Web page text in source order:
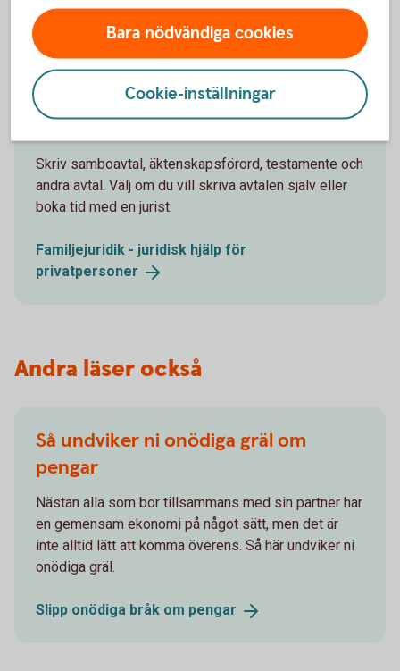
Ekonom för Finansiell hälsa
Vill du ha hjälp med juridiken?
Skriv samboavtal, äktenskapsförord, testamente och
andra avtal. Välj om du vill skriva avtalen själv eller
boka tid med en jurist.
Familjejuridik - juridisk hjälp för
privatpersoner
Andra läser också
Så undviker ni onödiga gräl om
pengar
Nästan alla som bor tillsammans med sin partner har
en gemensam ekonomi på något sätt, men det är
inte alltid lätt att komma överens. Så här undviker ni
onödiga gräl.
Slipp onödiga bråk om pengar
Bara nödvändiga cookies
Cookie-inställningar